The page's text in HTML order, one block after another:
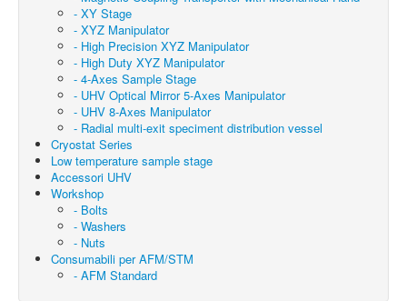
- XY Stage
- XYZ Manipulator
- High Precision XYZ Manipulator
- High Duty XYZ Manipulator
- 4-Axes Sample Stage
- UHV Optical Mirror 5-Axes Manipulator
- UHV 8-Axes Manipulator
- Radial multi-exit speciment distribution vessel
Cryostat Series
Low temperature sample stage
Accessori UHV
Workshop
- Bolts
- Washers
- Nuts
Consumabili per AFM/STM
- AFM Standard